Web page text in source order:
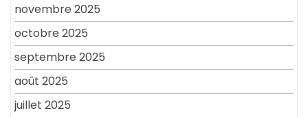
novembre 2025
octobre 2025
septembre 2025
août 2025
juillet 2025